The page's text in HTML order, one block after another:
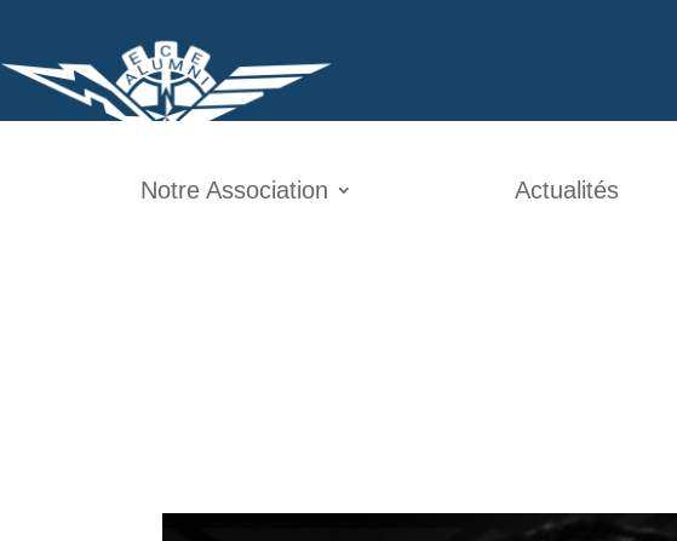
Notre Association Actualités